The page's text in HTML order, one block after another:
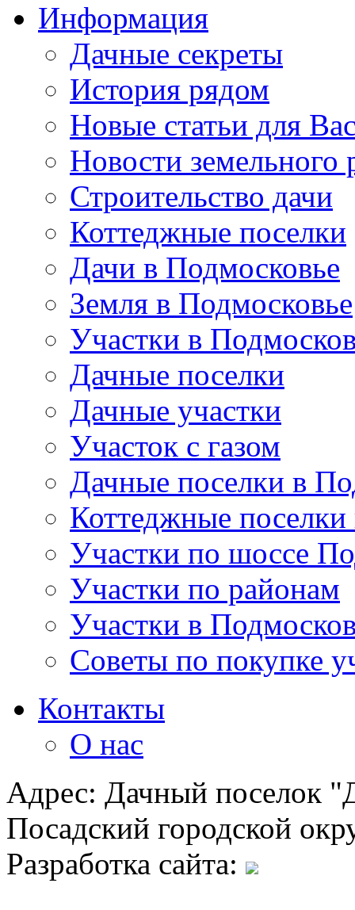
Информация
Дачные секреты
История рядом
Новые статьи для
Новости земельного
Строительство дачи
Коттеджные поселки
Дачи в Подмосковье
Земля в Подмосковье
Участки в
Дачные поселки
Дачные участки
Участок с газом
Дачные поселки в
Коттеджные
Участки по шоссе
Участки по районам
Участки в
Советы по покупке
Контакты
О нас
Адрес: Дачный поселок
Посадский городской
Разработка сайта: